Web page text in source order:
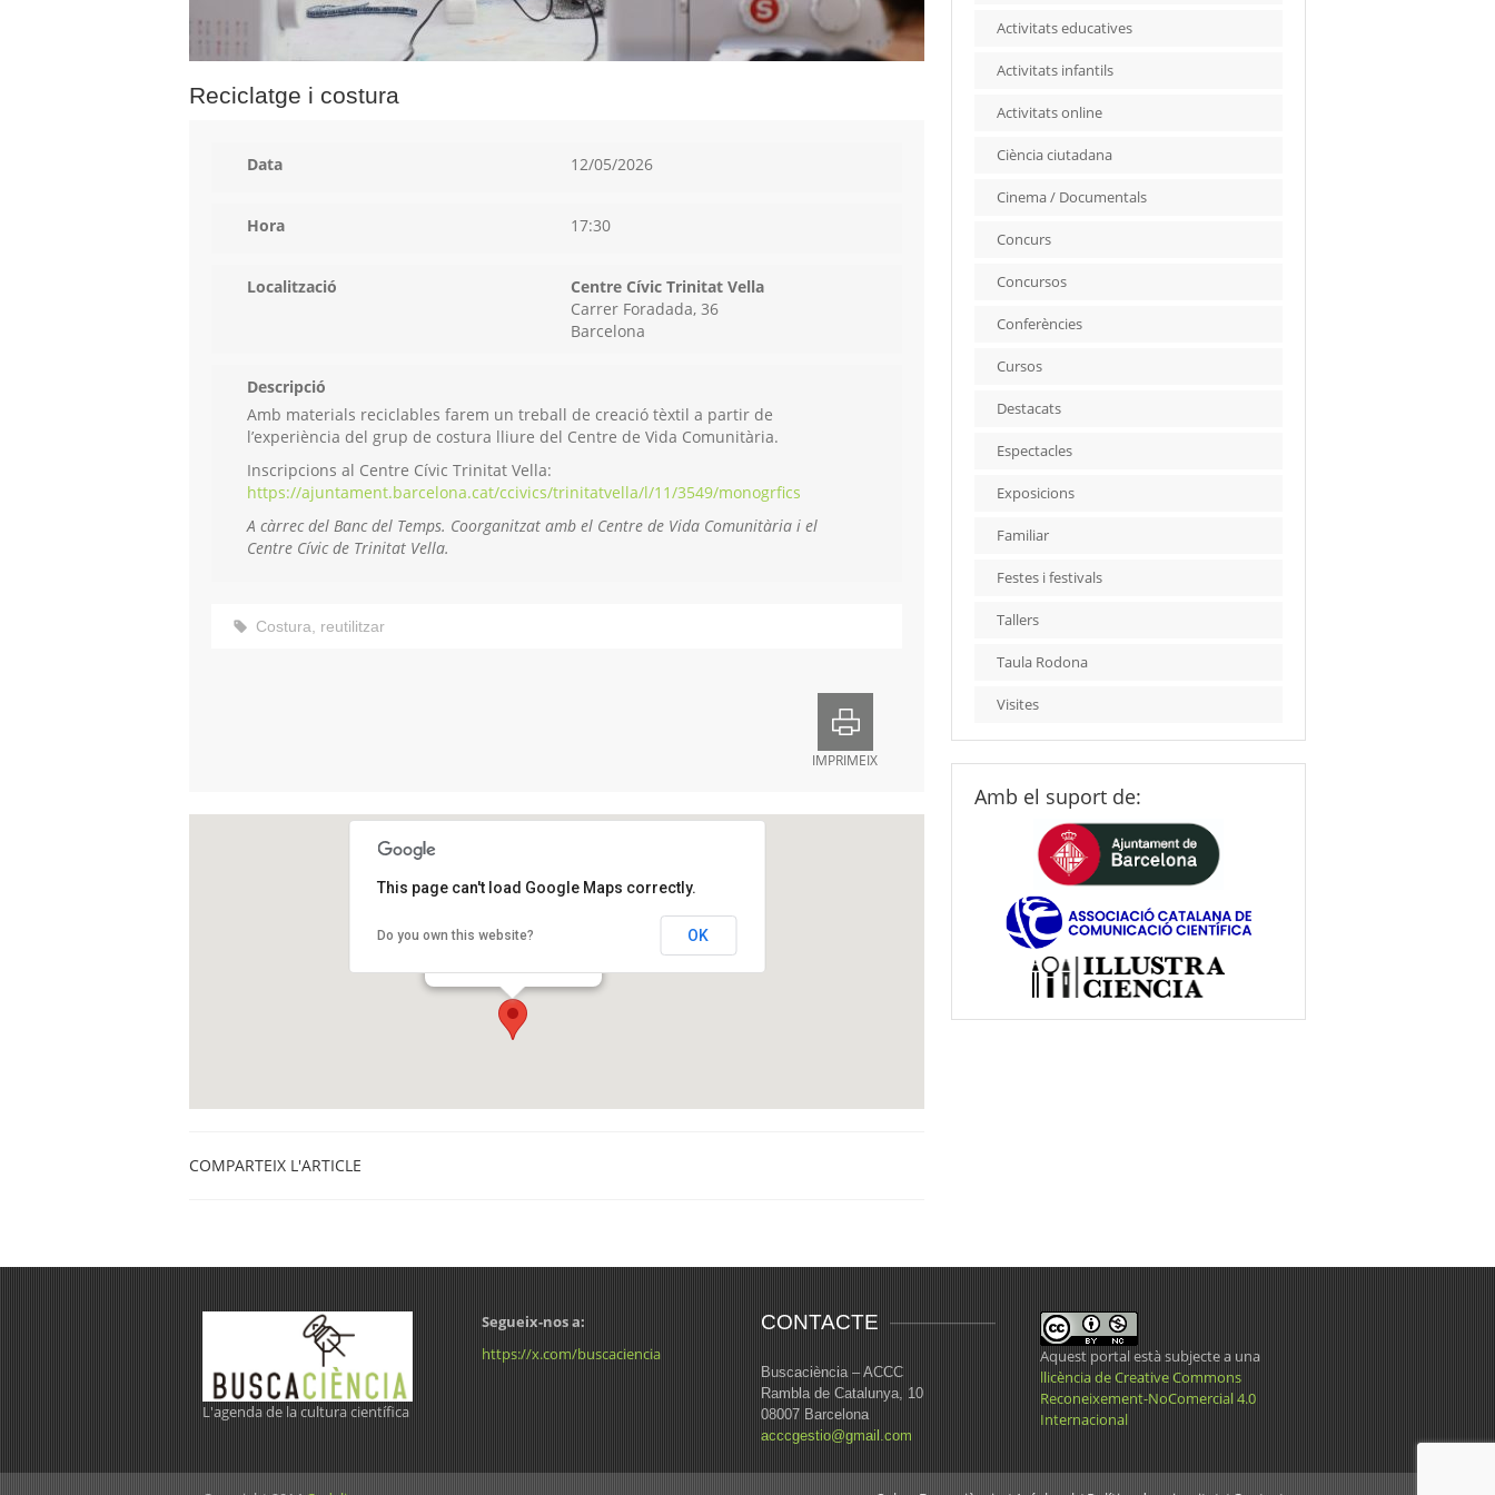
Reciclatge i costura
Data 12/05/2026
Hora 17:30
Localització
Centre Cívic Trinitat Vella
Carrer Foradada, 36
Barcelona
Descripció
Amb materials reciclables farem un treball de creació tèxtil a partir de
l’experiència del grup de costura lliure del Centre de Vida Comunitària.
Inscripcions al Centre Cívic Trinitat Vella:
https://ajuntament.barcelona.cat/ccivics/trinitatvella/l/11/3549/monogrfics
A càrrec del Banc del Temps. Coorganitzat amb el Centre de Vida Comunitària i el
Centre Cívic de Trinitat Vella.
Costura, reutilitzar
IMPRIMEIX
Carrer Foradada, 36
This page can't load Google Maps correctly.
Do you own this website? OK
COMPARTEIX L'ARTICLE
Activitats educatives
Activitats infantils
Activitats online
Ciència ciutadana
Cinema / Documentals
Concurs
Concursos
Conferències
Cursos
Destacats
Espectacles
Exposicions
Familiar
Festes i festivals
Tallers
Taula Rodona
Visites
Amb el suport de:
L'agenda de la cultura científica
Segueix-nos a:
https://x.com/buscaciencia
CONTACTE
Buscaciència – ACCC
Rambla de Catalunya, 10
08007 Barcelona
acccgestio@gmail.com
Aquest portal està subjecte a una
llicència de Creative Commons
Reconeixement-NoComercial 4.0
Internacional